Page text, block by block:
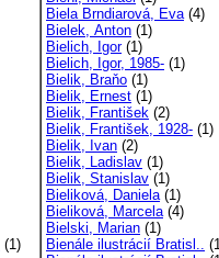
(1)
Biela Brndiarová, Eva(4)
Bielek, Anton (1)
Bielich, Igor(1)
Bielich, Igor, 1985- (1)
Bielik, Braňo (1)
Bielik, Ernest (1)
Bielik, František (2)
Bielik, František, 1928- (1)
Bielik, Ivan (2)
Bielik, Ladislav (1)
Bielik, Stanislav (1)
Bieliková, Daniela(1)
Bieliková, Marcela(4)
Bielski, Marian (1)
Bienále ilustrácií Bratisl..